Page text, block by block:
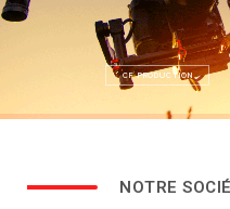
CF PRODUCTION
NOTRE